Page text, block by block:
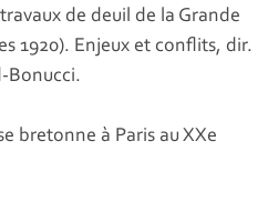
de deuil de la Grande
1920). Enjeux et conflits, dir.
Bonucci.
bretonne à Paris au XXe